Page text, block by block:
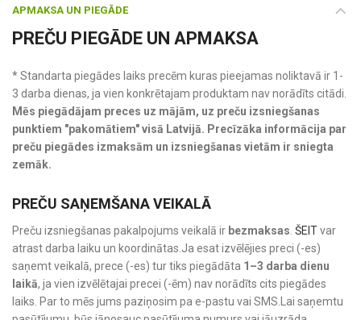
APMAKSA UN PIEGĀDE
PREČU PIEGĀDE UN APMAKSA
* Standarta piegādes laiks precēm kuras pieejamas noliktavā ir 1-
3 darba dienas, ja vien konkrētajam produktam nav norādīts citādi.
Mēs piegādājam preces uz mājām, uz preču izsniegšanas
punktiem "pakomātiem" visā Latvijā. Precīzāka informācija par
preču piegādes izmaksām un izsniegšanas vietām ir sniegta
zemāk.
PREČU SAŅEMŠANA VEIKALĀ
Preču izsniegšanas pakalpojums veikalā ir bezmaksas ŠEITvar
atrast darba laiku un koordinātas.Ja esat izvēlējies preci (-es)
saņemt veikalā, prece (-es) tur tiks piegādāta 1–3 darba dienu
laikā, ja vien izvēlētajai precei (-ēm) nav norādīts cits piegādes
laiks. Par to mēs jums paziņosim pa e-pastu vai SMS.Lai saņemtu